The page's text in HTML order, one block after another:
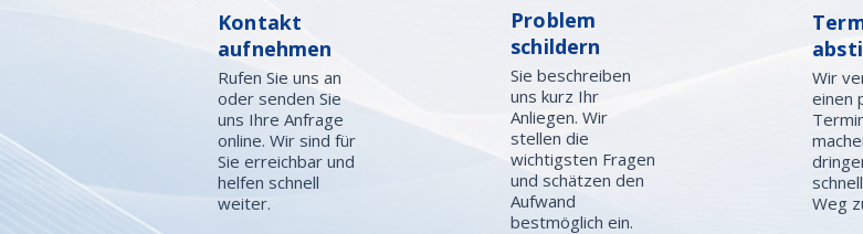
Kontakt
aufnehmen
Rufen Sie uns an
oder senden Sie
uns Ihre Anfrage
online. Wir sind für
Sie erreichbar und
helfen schnell
weiter.
Problem
schildern
Sie beschreiben
uns kurz Ihr
Anliegen. Wir
stellen die
wichtigsten Fragen
und schätzen den
Aufwand
bestmöglich ein.
Wir
einen
Weg